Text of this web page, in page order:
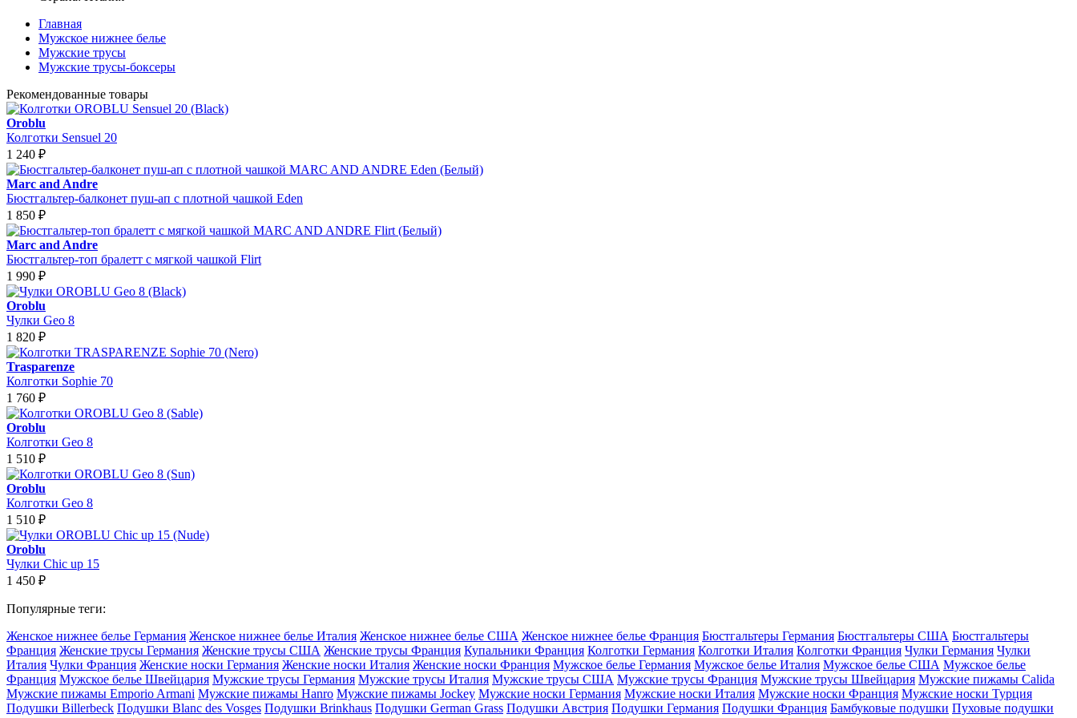
Главная
Мужское нижнее белье
Мужские трусы
Мужские трусы-боксеры
Рекомендованные товары
Oroblu
Колготки Sensuel 20
1 240 ₽
Marc and Andre
Бюстгальтер-балконет пуш-ап с плотной чашкой Eden
1 850 ₽
Marc and Andre
Бюстгальтер-топ бралетт с мягкой чашкой Flirt
1 990 ₽
Oroblu
Чулки Geo 8
1 820 ₽
Trasparenze
Колготки Sophie 70
1 760 ₽
Oroblu
Колготки Geo 8
1 510 ₽
Oroblu
Колготки Geo 8
1 510 ₽
Oroblu
Чулки Chic up 15
1 450 ₽
Популярные теги:
Женское нижнее белье Германия Женское нижнее белье Италия Женское нижнее белье США Женское нижнее белье Франция Бюстгальтеры Германия Бюстгальтеры США Бюстгальтеры
Франция Женские трусы Германия Женские трусы США Женские трусы Франция Купальники Франция Колготки Германия Колготки Италия Колготки Франция Чулки Германия Чулки
Италия Чулки Франция Женские носки Германия Женские носки Италия Женские носки Франция Мужское белье Германия Мужское белье Италия Мужское белье США Мужское белье
Франция Мужское белье Швейцария Мужские трусы Германия Мужские трусы Италия Мужские трусы США Мужские трусы Франция Мужские трусы Швейцария Мужские пижамы Calida
Мужские пижамы Emporio Armani Мужские пижамы Hanro Мужские пижамы Jockey Мужские носки Германия Мужские носки Италия Мужские носки Франция Мужские носки Турция
Подушки Billerbeck Подушки Blanc des Vosges Подушки Brinkhaus Подушки German Grass Подушки Австрия Подушки Германия Подушки Франция Бамбуковые подушки Пуховые подушки